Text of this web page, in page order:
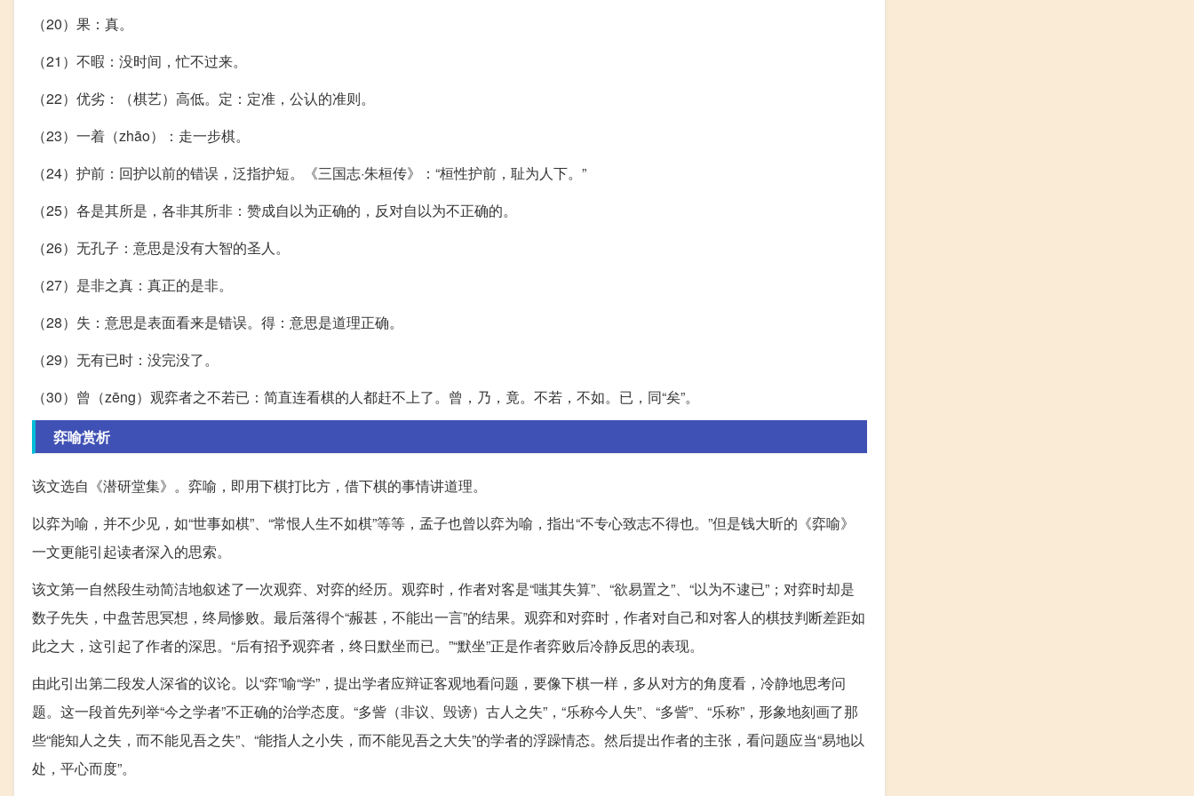
（20）果：真。
（21）不暇：没时间，忙不过来。
（22）优劣：（棋艺）高低。定：定准，公认的准则。
（23）一着（zhāo）：走一步棋。
（24）护前：回护以前的错误，泛指护短。《三国志·朱桓传》：“桓性护前，耻为人下。”
（25）各是其所是，各非其所非：赞成自以为正确的，反对自以为不正确的。
（26）无孔子：意思是没有大智的圣人。
（27）是非之真：真正的是非。
（28）失：意思是表面看来是错误。得：意思是道理正确。
（29）无有已时：没完没了。
（30）曾（zēng）观弈者之不若已：简直连看棋的人都赶不上了。曾，乃，竟。不若，不如。已，同“矣”。
弈喻赏析
该文选自《潜研堂集》。弈喻，即用下棋打比方，借下棋的事情讲道理。
以弈为喻，并不少见，如“世事如棋”、“常恨人生不如棋”等等，孟子也曾以弈为喻，指出“不专心致志不得也。”但是钱大昕的《弈喻》
一文更能引起读者深入的思索。
该文第一自然段生动简洁地叙述了一次观弈、对弈的经历。观弈时，作者对客是“嗤其失算”、“欲易置之”、“以为不逮已”；对弈时却是
数子先失，中盘苦思冥想，终局惨败。最后落得个“赧甚，不能出一言”的结果。观弈和对弈时，作者对自己和对客人的棋技判断差距如
此之大，这引起了作者的深思。“后有招予观弈者，终日默坐而已。”“默坐”正是作者弈败后冷静反思的表现。
由此引出第二段发人深省的议论。以“弈”喻“学”，提出学者应辩证客观地看问题，要像下棋一样，多从对方的角度看，冷静地思考问
题。这一段首先列举“今之学者”不正确的治学态度。“多訾（非议、毁谤）古人之失”，“乐称今人失”、“多訾”、“乐称”，形象地刻画了那
些“能知人之失，而不能见吾之失”、“能指人之小失，而不能见吾之大失”的学者的浮躁情态。然后提出作者的主张，看问题应当“易地以
处，平心而度”。